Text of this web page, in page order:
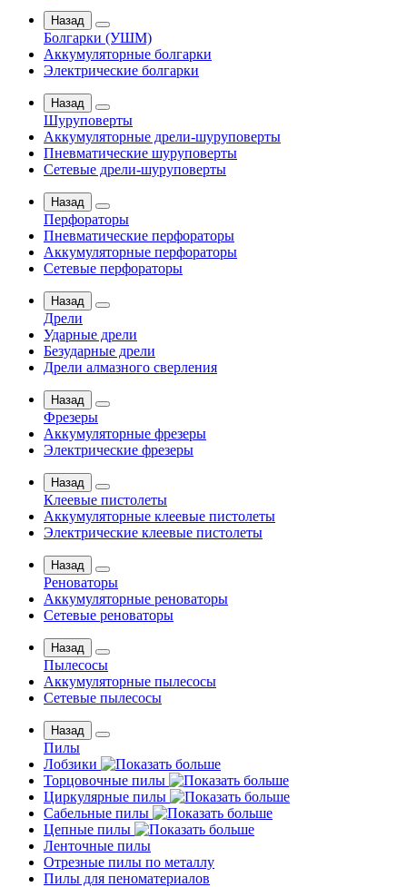
Назад
Болгарки (УШМ)
Аккумуляторные болгарки
Электрические болгарки
Назад
Шуруповерты
Аккумуляторные дрели-шуруповерты
Пневматические шуруповерты
Сетевые дрели-шуруповерты
Назад
Перфораторы
Пневматические перфораторы
Аккумуляторные перфораторы
Сетевые перфораторы
Назад
Дрели
Ударные дрели
Безударные дрели
Дрели алмазного сверления
Назад
Фрезеры
Аккумуляторные фрезеры
Электрические фрезеры
Назад
Клеевые пистолеты
Аккумуляторные клеевые пистолеты
Электрические клеевые пистолеты
Назад
Реноваторы
Аккумуляторные реноваторы
Сетевые реноваторы
Назад
Пылесосы
Аккумуляторные пылесосы
Сетевые пылесосы
Назад
Пилы
Лобзики
Торцовочные пилы
Циркулярные пилы
Сабельные пилы
Цепные пилы
Ленточные пилы
Отрезные пилы по металлу
Пилы для пеноматериалов